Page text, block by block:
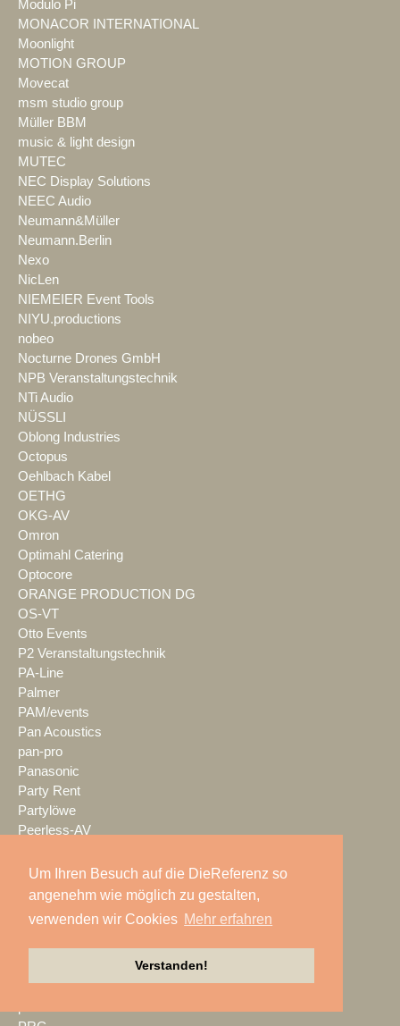
Um Ihren Besuch auf die DieReferenz so
angenehm wie möglich zu gestalten,
verwenden wir Cookies Mehr erfahren
Verstanden!
Modulo Pi
MONACOR INTERNATIONAL
Moonlight
MOTION GROUP
Movecat
msm studio group
Müller BBM
music & light design
MUTEC
NEC Display Solutions
NEEC Audio
Neumann&Müller
Neumann.Berlin
Nexo
NicLen
NIEMEIER Event Tools
NIYU.productions
nobeo
Nocturne Drones GmbH
NPB Veranstaltungstechnik
NTi Audio
NÜSSLI
Oblong Industries
Octopus
Oehlbach Kabel
OETHG
OKG-AV
Omron
Optimahl Catering
Optocore
ORANGE PRODUCTION DG
OS-VT
Otto Events
P2 Veranstaltungstechnik
PA-Line
Palmer
PAM/events
Pan Acoustics
pan-pro
Panasonic
Party Rent
Partylöwe
Peerless-AV
Pico Interactive
PIK AG
PlexusAV
Point Source Audio
PowerLightsAugsburg